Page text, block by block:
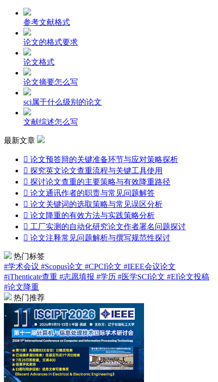
参考文献格式
论文的格式要求
论文格式
论文摘要怎么写
sci属于什么级别的论文
文献综述怎么写
最新文章
 论文预答辩的关键准备环节与应对策略探析
 探究英文论文查重流程与关键工具使用
 探讨论文查重的主要策略与有效降重路径
 论文通讯作者的职责与常见问题解答
 论文关键词的选取策略与常见误区分析
 论文降重的有效方法与实践策略分析
 工厂实测的自动化研究论文作者署名问题探讨
 论文注释常见问题解析与撰写规范性探讨
热门标签
#学术会议 #Scopus论文 #CPCI论文 #IEEE会议论文
#iThenticate查重 #志愿填报 #学历 #医学SCI论文 #EI论文投稿
#论文降重
热门推荐